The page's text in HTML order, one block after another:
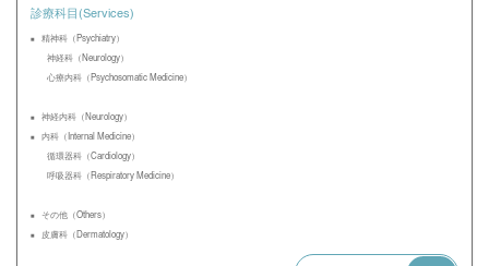
診療科目(Services)
精神科（Psychiatry）
神経科（Neurology）
心療内科（Psychosomatic Medicine）
神経内科（Neurology）
内科（Internal Medicine）
循環器科（Cardiology）
呼吸器科（Respiratory Medicine）
その他（Others）
皮膚科（Dermatology）